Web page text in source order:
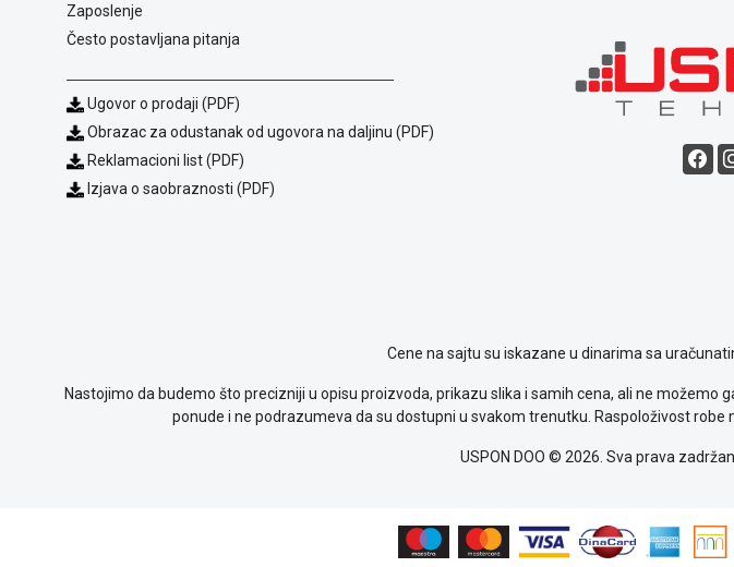
Zaposlenje
Često postavljana pitanja
Ugovor o prodaji (PDF)
Obrazac za odustanak od ugovora na daljinu (PDF)
Reklamacioni list (PDF)
Izjava o saobraznosti (PDF)
Cene na sajtu su iskazane u dinarima sa
Nastojimo da budemo što precizniji u opisu proizvoda, prikazu slika i samih cena, ali ne
ponude i ne podrazumeva da su dostupni u svakom trenutku. Raspoloživost
USPON DOO © 2026. Sva prava